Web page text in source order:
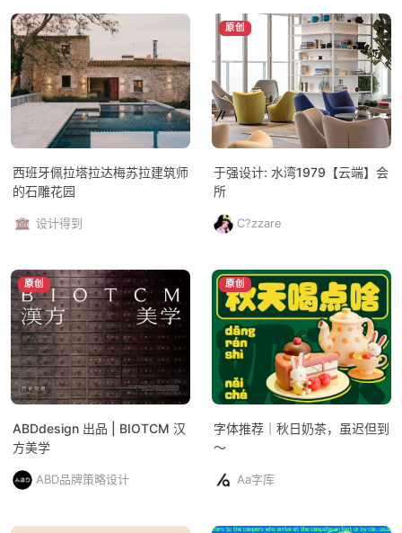
西班牙佩拉塔拉达梅苏拉建筑师
的石雕花园
设计得到
原创
于强设计: 水湾1979【云端】会
所
C?zzare
原创
ABDdesign 出品 | BIOTCM 汉
方美学
ABD品牌策略设计
原创
字体推荐｜秋日奶茶，虽迟但到
～
Aa字库